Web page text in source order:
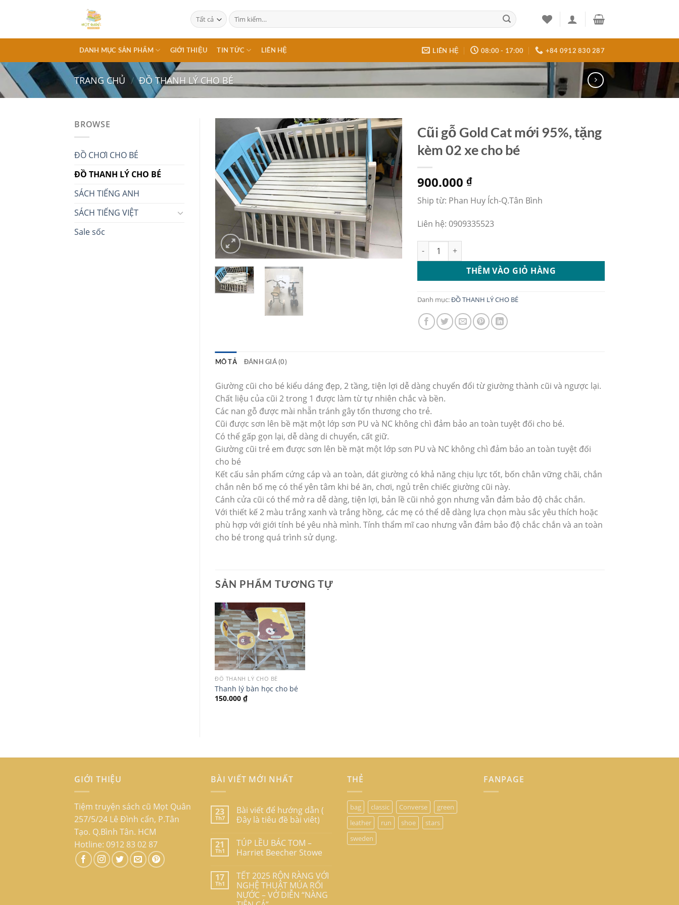
Tìm
kiếm:
DANH MỤC SẢN PHẨM GIỚI THIỆU TIN TỨC LIÊN HỆ LIÊN HỆ 08:00 - 17:00 +84 0912 830 287
TRANG CHỦ / ĐỒ THANH LÝ CHO BÉ
BROWSE
ĐỒ CHƠI CHO BÉ
ĐỒ THANH LÝ CHO BÉ
SÁCH TIẾNG ANH
SÁCH TIẾNG VIỆT
Sale sốc
Cũi gỗ Gold Cat mới 95%, tặng
kèm 02 xe cho bé
900.000₫
Ship từ: Phan Huy Ích-Q.Tân Bình
Liên hệ: 0909335523
Cũi gỗ Gold Cat mới 95%, tặng kèm 02 xe cho bé số lượng
THÊM VÀO GIỎ HÀNG
Danh mục:ĐỒ THANH LÝ CHO BÉ
MÔ TẢ ĐÁNH GIÁ (0)
Giường cũi cho bé kiểu dáng đẹp, 2 tầng, tiện lợi dễ dàng chuyển đổi từ giường thành cũi và ngược lại.
Chất liệu của cũi 2 trong 1 được làm từ tự nhiên chắc và bền.
Các nan gỗ được mài nhẵn tránh gây tổn thương cho trẻ.
Cũi được sơn lên bề mặt một lớp sơn PU và NC không chì đảm bảo an toàn tuyệt đối cho bé.
Có thể gấp gọn lại, dễ dàng di chuyển, cất giữ.
Giường cũi trẻ em được sơn lên bề mặt một lớp sơn PU và NC không chì đảm bảo an toàn tuyệt đối
cho bé
Kết cấu sản phẩm cứng cáp và an toàn, dát giường có khả năng chịu lực tốt, bốn chân vững chãi, chắn
chắn nên bố mẹ có thể yên tâm khi bé ăn, chơi, ngủ trên chiếc giường cũi này.
Cánh cửa cũi có thể mở ra dễ dàng, tiện lợi, bản lề cũi nhỏ gọn nhưng vẫn đảm bảo độ chắc chắn.
Với thiết kế 2 màu trắng xanh và trắng hồng, các mẹ có thể dễ dàng lựa chọn màu sắc yêu thích hoặc
phù hợp với giới tính bé yêu nhà mình. Tính thẩm mĩ cao nhưng vẫn đảm bảo độ chắc chắn và an toàn
cho bé trong quá trình sử dụng.
SẢN PHẨM TƯƠNG TỰ
ĐỒ THANH LÝ CHO BÉ
Thanh lý bàn học cho bé
150.000₫
GIỚI THIỆU
Tiệm truyện sách cũ Mọt Quân
257/5/24 Lê Đình cẩn, P.Tân
Tạo. Q.Bình Tân. HCM
Hotline: 0912 83 02 87
BÀI VIẾT MỚI NHẤT
23
Th7
Bài viết để hướng dẫn (
Đây là tiêu đề bài viêt)
21
Th1
TÚP LỀU BÁC TOM –
Harriet Beecher Stowe
17
Th1
TẾT 2025 RỘN RÀNG VỚI
NGHỆ THUẬT MÚA RỐI
NƯỚC – VỞ DIỄN “NÀNG
THẺ
bag classic Converse
green
leather
run shoe
stars
sweden
FANPAGE